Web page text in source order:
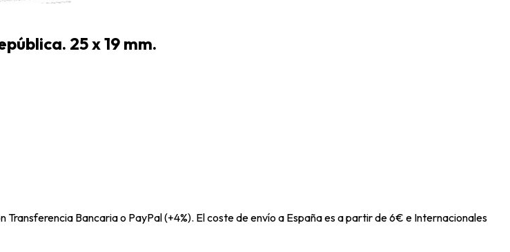
25 x 19 mm.
Bancaria o PayPal (+4%). El coste de envío a España es a partir de 6€ e Internacionales